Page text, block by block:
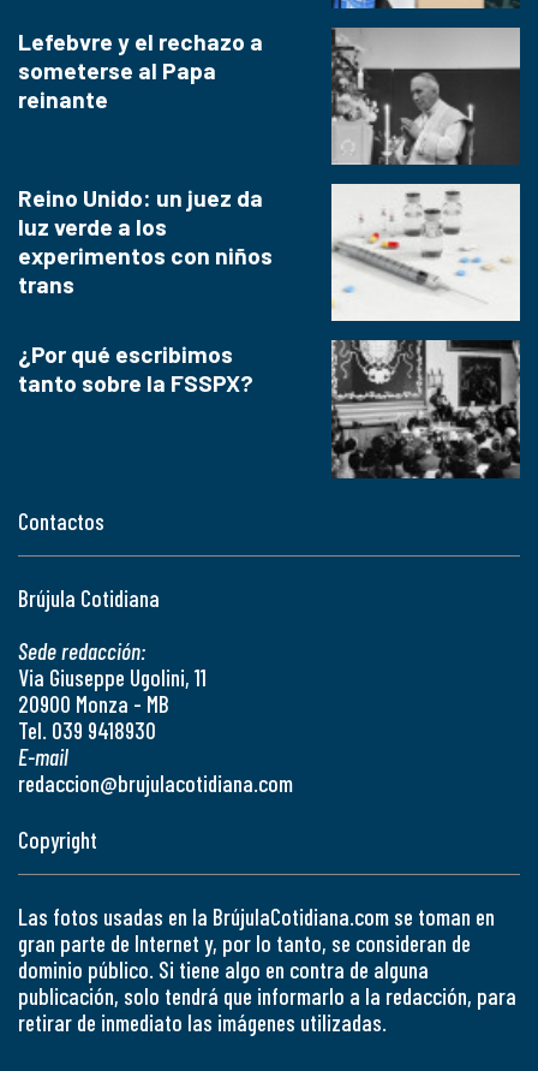
Contactos
Brújula Cotidiana
Sede redacción:
Via Giuseppe Ugolini, 11
20900 Monza - MB
Tel. 039 9418930
E-mail
redaccion@brujulacotidiana.com
Lefebvre y el rechazo a
someterse al Papa
reinante
Reino Unido: un juez da
luz verde a los
experimentos con niños
trans
¿Por qué escribimos
tanto sobre la FSSPX?
Copyright
Las fotos usadas en la BrújulaCotidiana.com se toman en
gran parte de Internet y, por lo tanto, se consideran de
dominio público. Si tiene algo en contra de alguna
publicación, solo tendrá que informarlo a la redacción, para
retirar de inmediato las imágenes utilizadas.